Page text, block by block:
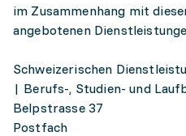
im Zusammenhang mit
angebotenen
Schweizerischen
| Berufs-, Studien- und
Belpstrasse 37
Postfach